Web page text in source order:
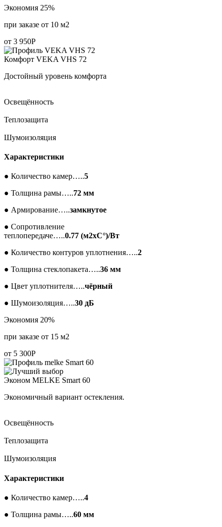
Экономия 25%
при заказе от 10 м2
от 3 950Р
Комфорт VEKA VHS 72
Достойный уровень комфорта
Освещённость
Теплозащита
Шумоизоляция
Характеристики
● Количество камер…..5
● Толщина рамы…..72 мм
● Армирование…..замкнутое
● Сопротивление
теплопередаче…..0.77 (м2xC°)/Вт
● Количество контуров уплотнения…..2
● Толщина стеклопакета…..36 мм
● Цвет уплотнителя…..чёрный
● Шумоизоляция…..30 дБ
Экономия 20%
при заказе от 15 м2
от 5 300Р
Эконом MELKE Smart 60
Экономичный вариант остекления.
Освещённость
Теплозащита
Шумоизоляция
Характеристики
● Количество камер…..4
● Толщина рамы…..60 мм